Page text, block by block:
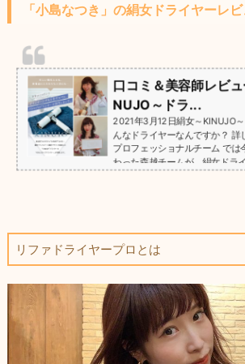
「小島なつき」の絹女ドライヤーレ
口コミ＆美容師レビ
NUJO～ドラ...
2021年3月12日絹女～KINUJO
んなドライヤーなんですか？ 詳
プロフェッショナルチーム では
わった森越チームが、絹女ドラ
でなく プロフェッショナルチ
https://youtu.be/z_DCd...
リファドライヤープロとは